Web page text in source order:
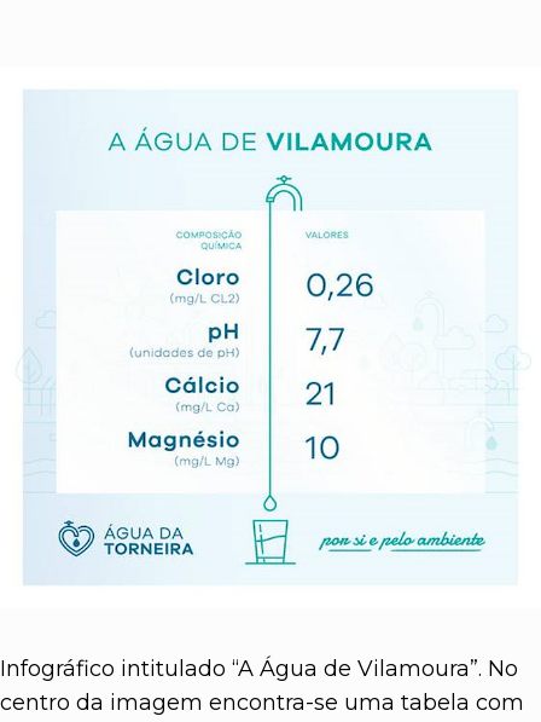
Infográfico intitulado “A Água de Vilamoura”. No
centro da imagem encontra-se uma tabela com